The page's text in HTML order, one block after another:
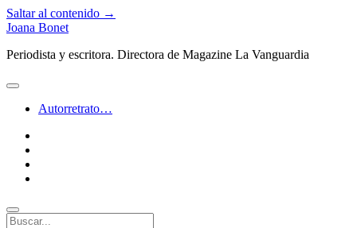
Saltar al contenido →
Joana Bonet
Periodista y escritora. Directora de Magazine La Vanguardia
abrir
Autorretrato…
Buscar